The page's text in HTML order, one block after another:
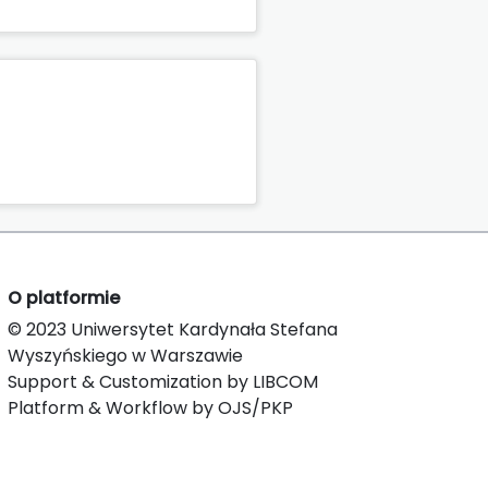
O platformie
© 2023 Uniwersytet Kardynała Stefana
Wyszyńskiego w Warszawie
Support & Customization by LIBCOM
Platform & Workflow by OJS/PKP